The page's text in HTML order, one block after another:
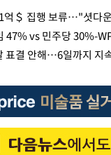
억＄ 집행 보류…"셧다
47% vs 민주당 30%-
표결 안해…6일까지 지